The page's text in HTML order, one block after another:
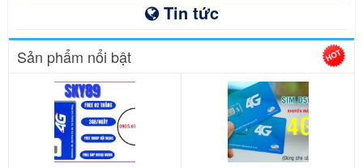
Tin tức
Sản phẩm nổi bật